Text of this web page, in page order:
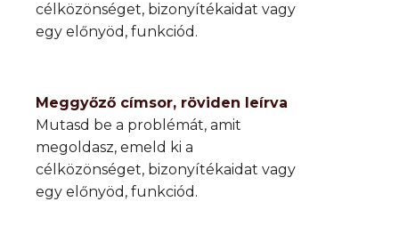
célközönséget, bizonyítékaidat vagy
egy előnyöd, funkciód.
Meggyőző címsor, röviden leírva
Mutasd be a problémát, amit
megoldasz, emeld ki a
célközönséget, bizonyítékaidat vagy
egy előnyöd, funkciód.